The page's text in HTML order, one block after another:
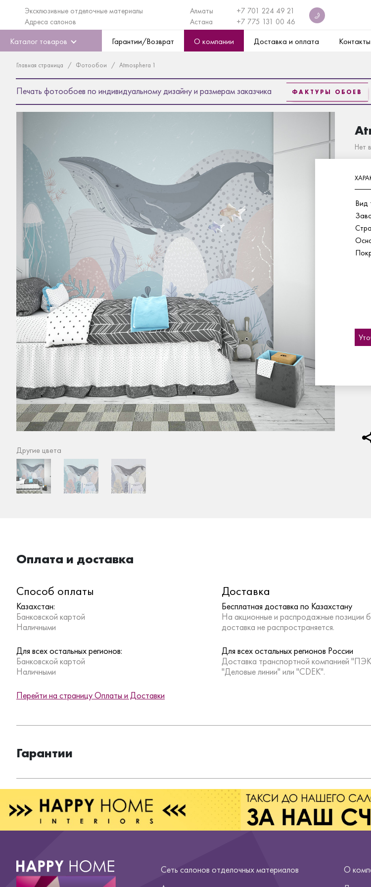
Эксклюзивные отделочные материалы
Адреса салонов
Алматы
+7 701 224 49 21
Астана
+7 775 131 00 46
Каталог товаров Гарантии/Возврат О компании Доставка и оплата Контакты
Главная страница Фотообои Atmosphera 1
Печать фотообоев по индивидуальному дизайну и размерам заказчика ФАКТУРЫ ОБОЕВ
Другие цвета
Нет
Вид
Оплата и доставка
Способ оплаты
Казахстан:
Банковской картой
Наличными
Для всех остальных регионов:
Банковской картой
Наличными
Доставка
Бесплатная доставка по Казахстану
На акционные и распродажные позиции
доставка не распространяется.
Для всех остальных регионов России
Доставка транспортной компанией
"Деловые линии" или "CDEK".
Перейти на страницу Оплаты и Доставки
Гарантии
Сеть салонов отделочных материалов
О